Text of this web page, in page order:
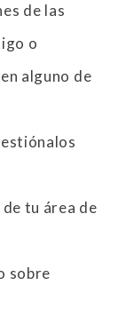
de las
o
alguno de
tu área de
sobre